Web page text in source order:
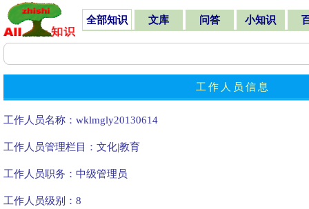
全部知识 文库 问答 小知识
工作人员信息
工作人员名称：wklmgly20130614
工作人员管理栏目：文化|教育
工作人员职务：中级管理员
工作人员级别：8